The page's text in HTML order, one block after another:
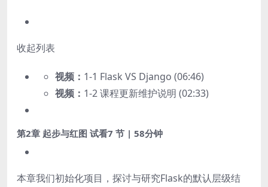
收起列表
视频： 1-1 Flask VS Django (06:46)
视频： 1-2 课程更新维护说明 (02:33)
第2章 起步与红图 试看7 节 | 58分钟
本章我们初始化项目，探讨与研究Flask的默认层级结